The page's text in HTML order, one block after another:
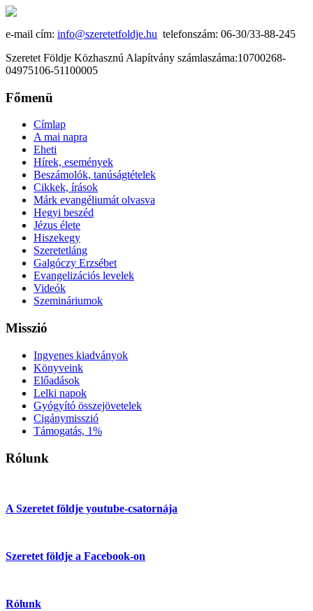
e-mail cím: info@szeretetfoldje.hu telefonszám: 06-30/33-88-245
Szeretet Földje Közhasznú Alapítvány számlaszáma:10700268-
04975106-51100005
Főmenü
Címlap
A mai napra
Eheti
Hírek, események
Beszámolók, tanúságtételek
Cikkek, írások
Márk evangéliumát olvasva
Hegyi beszéd
Jézus élete
Hiszekegy
Szeretetláng
Galgóczy Erzsébet
Evangelizációs levelek
Videók
Szemináriumok
Misszió
Ingyenes kiadványok
Könyveink
Előadások
Lelki napok
Gyógyító összejövetelek
Cigánymisszió
Támogatás, 1%
Rólunk
A Szeretet földje youtube-csatornája
Szeretet földje a Facebook-on
Rólunk